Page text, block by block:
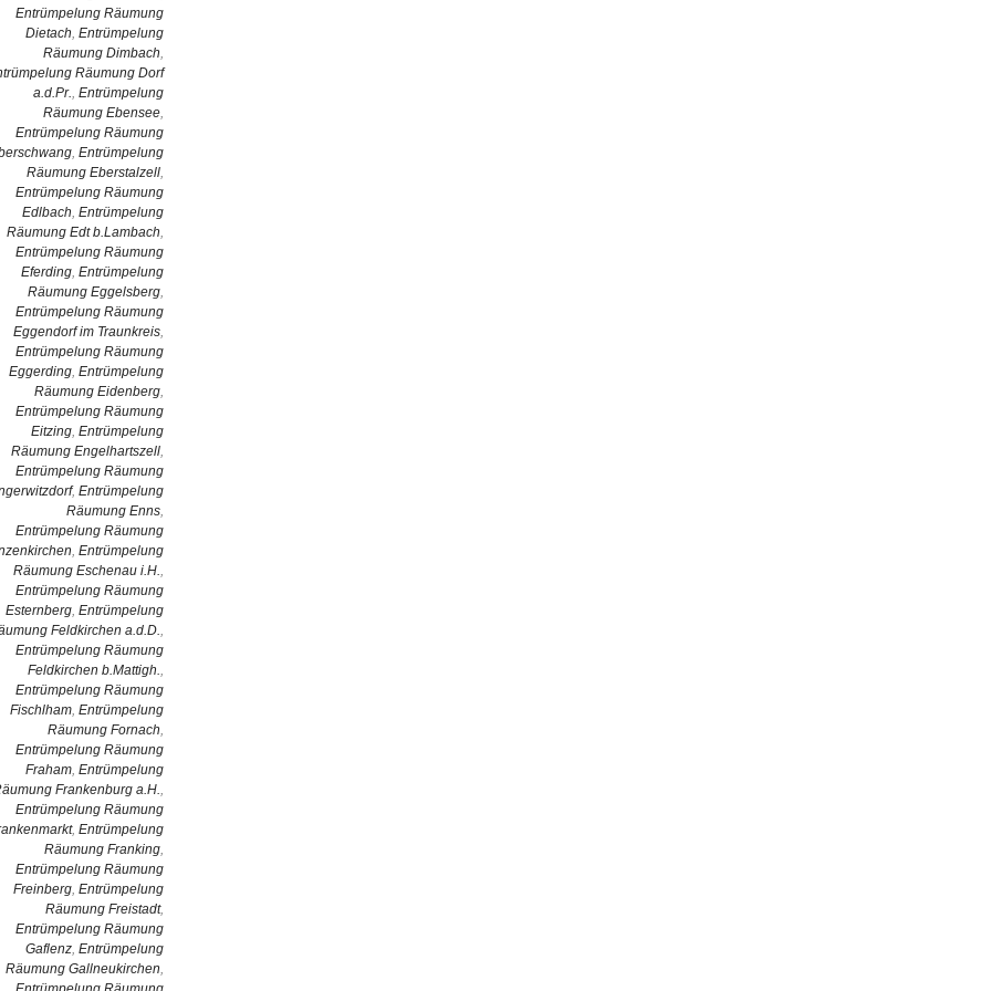
Entrümpelung Räumung
Dietach Entrümpelung
Räumung Dimbach
Räumung Dorf
a.d.Pr. Entrümpelung
Räumung Ebensee
Entrümpelung Räumung
Entrümpelung
Räumung Eberstalzell
Entrümpelung Räumung
Edlbach Entrümpelung
Räumung Edt b.Lambach
Entrümpelung Räumung
Eferding Entrümpelung
Räumung Eggelsberg
Entrümpelung Räumung
Eggendorf im Traunkreis
Entrümpelung Räumung
Eggerding Entrümpelung
Räumung Eidenberg
Entrümpelung Räumung
Eitzing Entrümpelung
Räumung Engelhartszell
Entrümpelung Räumung
, Entrümpelung
Räumung Enns
Entrümpelung Räumung
Entrümpelung
Räumung Eschenau i.H.
Entrümpelung Räumung
Esternberg Entrümpelung
Feldkirchen a.d.D.
Entrümpelung Räumung
Feldkirchen b.Mattigh.
Entrümpelung Räumung
Fischlham Entrümpelung
Räumung Fornach
Entrümpelung Räumung
Fraham Entrümpelung
Frankenburg a.H.
Entrümpelung Räumung
, Entrümpelung
Räumung Franking
Entrümpelung Räumung
Freinberg Entrümpelung
Räumung Freistadt,
Entrümpelung Räumung
Gaflenz Entrümpelung
Räumung Gallneukirchen